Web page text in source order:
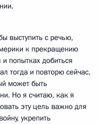
выступить с речью,
к прекращению
попытках добиться
тогда и повторю сейчас,
может быть
Но я считаю, как я
эту цель важно для
укрепить